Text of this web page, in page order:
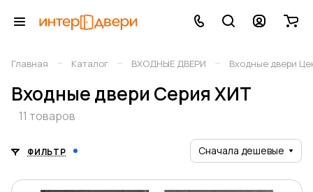
Главная – Каталог – ВХОДНЫЕ ДВЕРИ – Входные двери
Входные двери Серия ХИТ
11 товаров
ФИЛЬТР Сначала дешевые